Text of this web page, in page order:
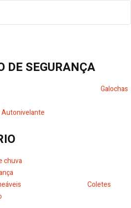
DE SEGURANÇA
Galochas
Autonivelante
chuva
Coletes